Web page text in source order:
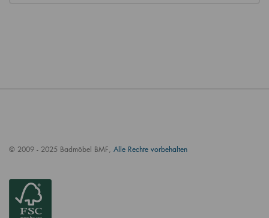
© 2009 - 2025 Badmöbel BMF, Alle Rechte vorbehalten